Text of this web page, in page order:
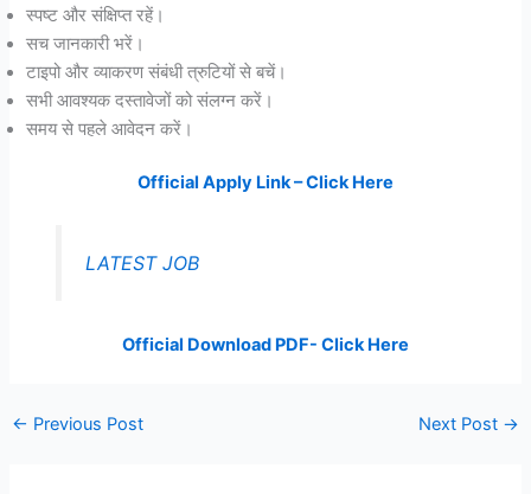
स्पष्ट और संक्षिप्त रहें।
सच जानकारी भरें।
टाइपो और व्याकरण संबंधी त्रुटियों से बचें।
सभी आवश्यक दस्तावेजों को संलग्न करें।
समय से पहले आवेदन करें।
Official Apply Link – Click Here
LATEST JOB
Official Download PDF- Click Here
← Previous Post Next Post →